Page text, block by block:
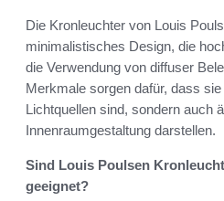
Die Kronleuchter von Louis
minimalistisches Design, die
die Verwendung von diffuser
Merkmale sorgen dafür, dass
Lichtquellen sind, sondern auch
Innenraumgestaltung darstellen.
Sind Louis Poulsen
geeignet?